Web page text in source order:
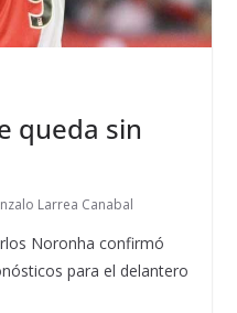
queda sin
Larrea Canabal
Noronha confirmó
para el delantero